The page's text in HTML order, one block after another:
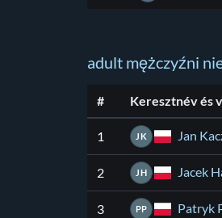
adult mężczyźni
# Keresztnév és
1 JK Jan
2 JH Jacek
3 PP Patryk